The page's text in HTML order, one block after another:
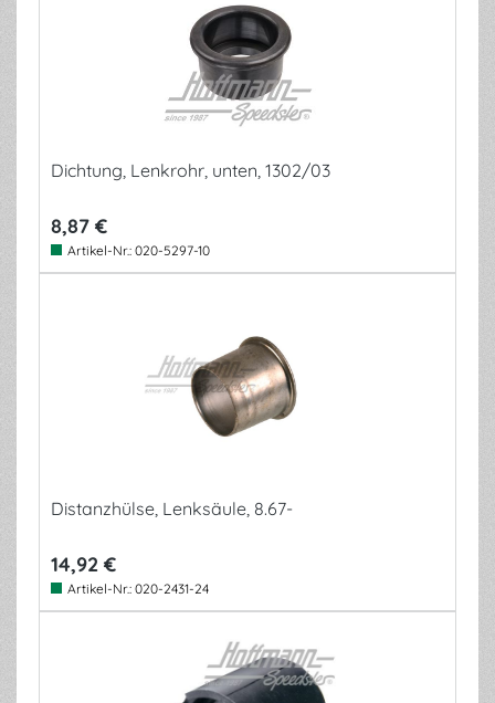
Dichtung, Lenkrohr, unten, 1302/03
8,87 €
Artikel-Nr.: 020-5297-10
Distanzhülse, Lenksäule, 8.67-
14,92 €
Artikel-Nr.: 020-2431-24